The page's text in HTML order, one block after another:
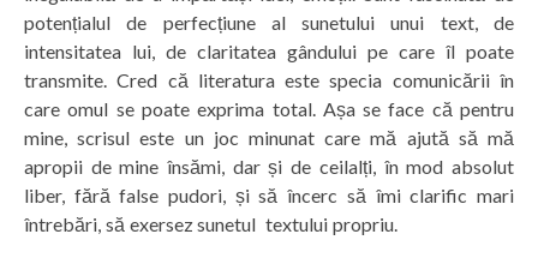
potențialul de perfecțiune al sunetului unui text, de
intensitatea lui, de claritatea gândului pe care îl poate
transmite. Cred că literatura este specia comunicării în
care omul se poate exprima total. Așa se face că pentru
mine, scrisul este un joc minunat care mă ajută să mă
apropii de mine însămi, dar și de ceilalți, în mod absolut
liber, fără false pudori, și să încerc să îmi clarific mari
întrebări, să exersez sunetul textului propriu.